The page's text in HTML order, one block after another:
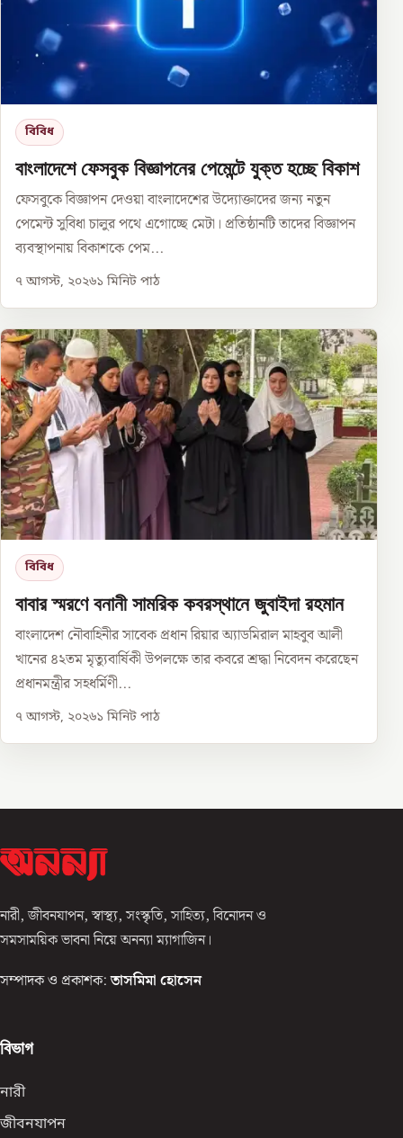
বিবিধ
বাংলাদেশে ফেসবুক বিজ্ঞাপনের পেমেন্টে যুক্ত হচ্ছে বিকাশ
ফেসবুকে বিজ্ঞাপন দেওয়া বাংলাদেশের উদ্যোক্তাদের জন্য নতুন
পেমেন্ট সুবিধা চালুর পথে এগোচ্ছে মেটা। প্রতিষ্ঠানটি তাদের বিজ্ঞাপন
ব্যবস্থাপনায় বিকাশকে পেম...
৭ আগস্ট, ২০২৬১ মিনিট পাঠ
বিবিধ
বাবার স্মরণে বনানী সামরিক কবরস্থানে জুবাইদা রহমান
বাংলাদেশ নৌবাহিনীর সাবেক প্রধান রিয়ার অ্যাডমিরাল মাহবুব আলী
খানের ৪২তম মৃত্যুবার্ষিকী উপলক্ষে তার কবরে শ্রদ্ধা নিবেদন করেছেন
প্রধানমন্ত্রীর সহধর্মিণী...
৭ আগস্ট, ২০২৬১ মিনিট পাঠ
নারী, জীবনযাপন, স্বাস্থ্য, সংস্কৃতি, সাহিত্য, বিনোদন ও
সমসাময়িক ভাবনা নিয়ে অনন্যা ম্যাগাজিন।
সম্পাদক ও প্রকাশক: তাসমিমা হোসেন
বিভাগ
নারী
জীবনযাপন